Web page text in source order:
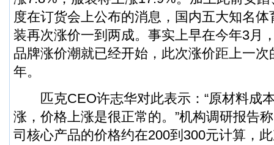
度在订货会上公布的消息，国内五大知名
装再次涨价一到两成。事实上早在今年3月
品牌涨价潮就已经开始，此次涨价距上一
年。
匹克CEO许志华对此表示：“原材料成
涨，价格上涨是很正常的。”机构调研报告
司核心产品的价格约在200到300元计算，